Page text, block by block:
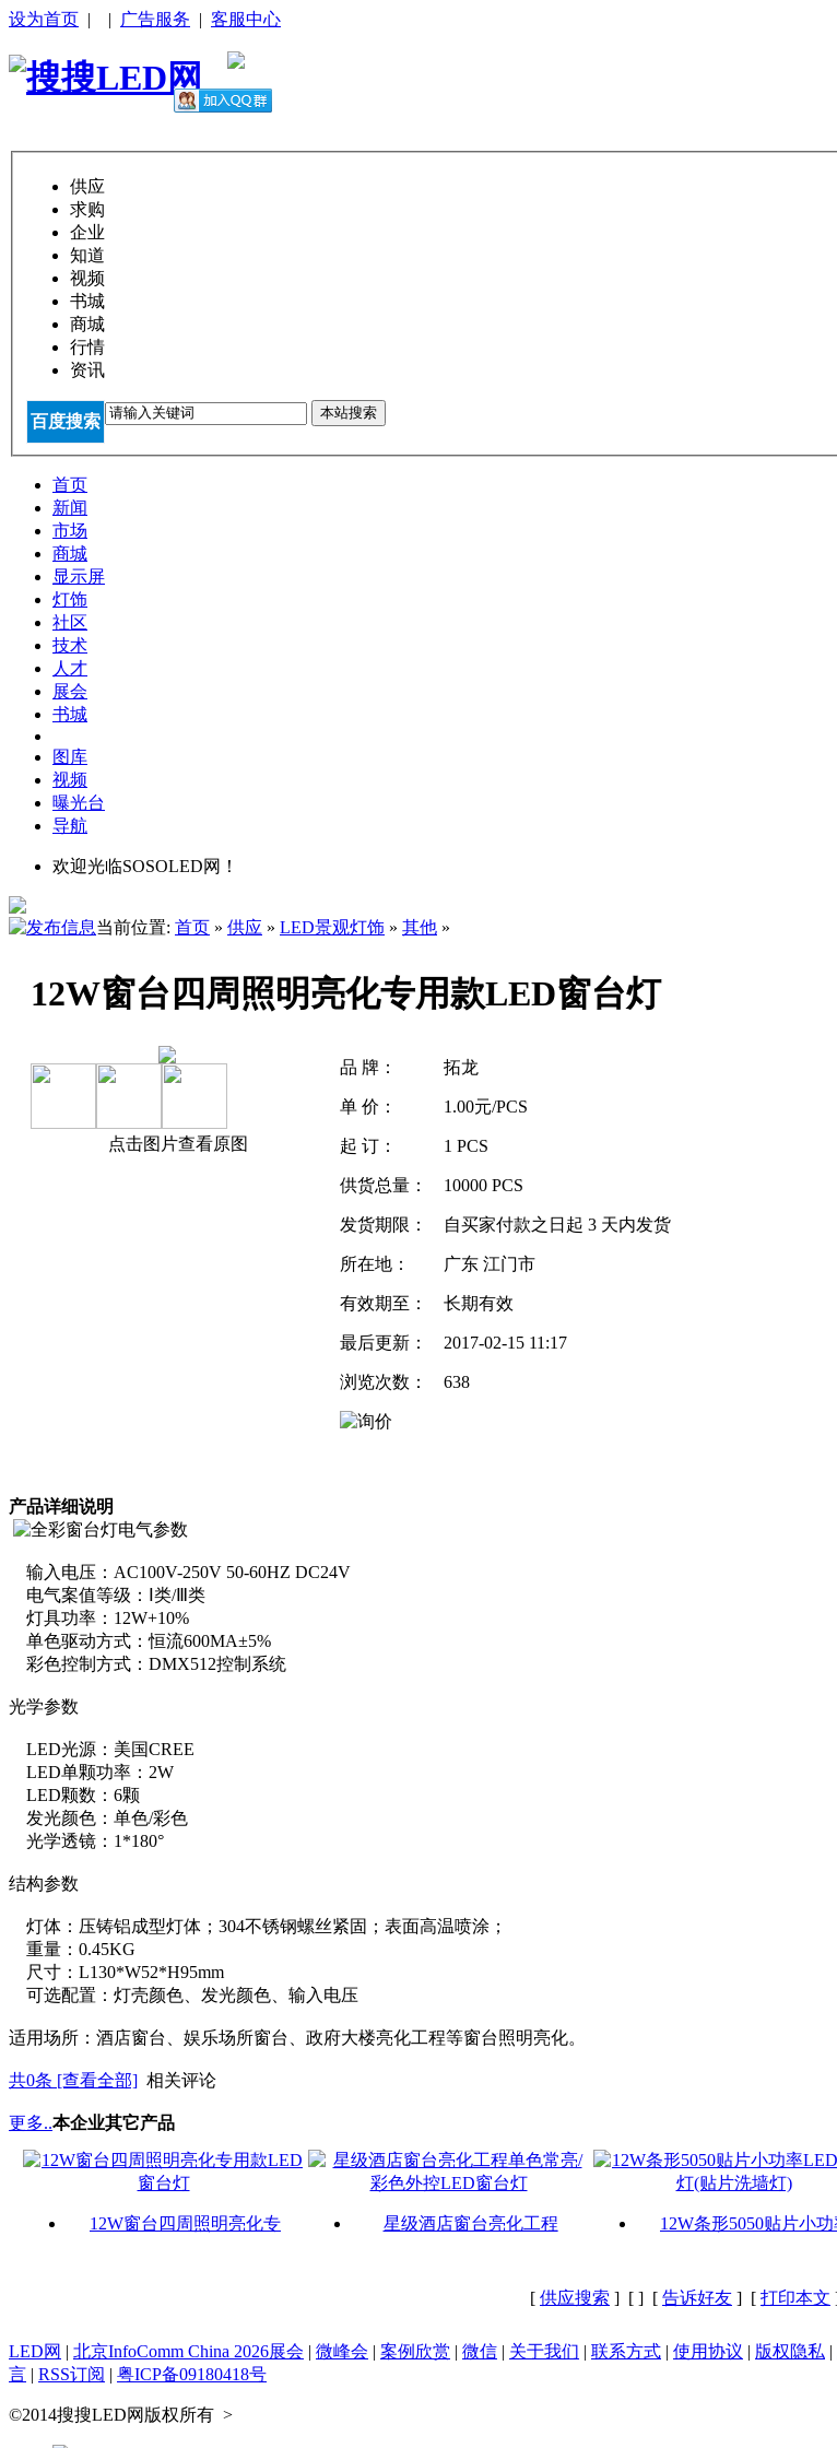
设为首页 | | 广告服务 | 客服中心
供应
求购
企业
知道
视频
书城
商城
行情
资讯
百度搜索 本站搜索
首页
新闻
市场
商城
显示屏
灯饰
社区
技术
人才
展会
书城
图库
视频
曝光台
导航
欢迎光临SOSOLED网！
当前位置: 首页 » 供应 » LED景观灯饰 » 其他 »
12W窗台四周照明亮化专用款LED窗台灯
点击图片查看原图
品 牌： 拓龙
单 价： 1.00元/PCS
起 订： 1 PCS
供货总量： 10000 PCS
发货期限： 自买家付款之日起 3 天内发货
所在地： 广东 江门市
有效期至： 长期有效
最后更新： 2017-02-15 11:17
浏览次数： 638
产品详细说明
电气参数
输入电压：AC100V-250V 50-60HZ DC24V
电气案值等级：Ⅰ类/Ⅲ类
灯具功率：12W+10%
单色驱动方式：恒流600MA±5%
彩色控制方式：DMX512控制系统
光学参数
LED光源：美国CREE
LED单颗功率：2W
LED颗数：6颗
发光颜色：单色/彩色
光学透镜：1*180°
结构参数
灯体：压铸铝成型灯体；304不锈钢螺丝紧固；表面高温喷涂；
重量：0.45KG
尺寸：L130*W52*H95mm
可选配置：灯壳颜色、发光颜色、输入电压
适用场所：酒店窗台、娱乐场所窗台、政府大楼亮化工程等窗台照明亮化。
共0条 [查看全部] 相关评论
更多..本企业其它产品
12W窗台四周照明亮化专 星级酒店窗台亮化工程 12W条形5050贴片小
[ 供应搜索 ] [ ] [ 告诉好友 ] [ 打印本文
LED网 北京InfoComm China 2026展会 微峰会 案例欣赏 微信 关于我们 联系方式 使用协议 版权隐私
言
RSS订阅 粤ICP备09180418号
©2014搜搜LED网版权所有 >